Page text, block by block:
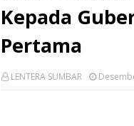
Kepada
Pertama
LENTERA SUMBAR